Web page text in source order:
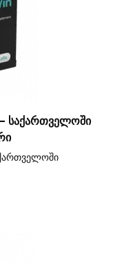
საქართველოში